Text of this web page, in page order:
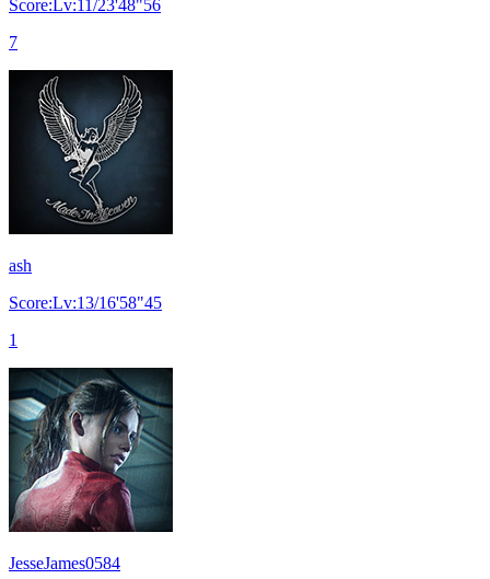
Score:Lv:11/23'48"56
7
ash
Score:Lv:13/16'58"45
1
JesseJames0584